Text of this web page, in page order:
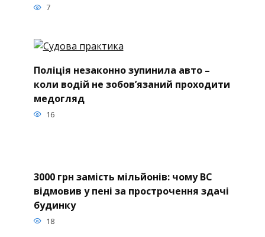
7
Поліція незаконно зупинила авто –
коли водій не зобов’язаний проходити
медогляд
16
3000 грн замість мільйонів: чому ВС
відмовив у пені за прострочення здачі
будинку
18